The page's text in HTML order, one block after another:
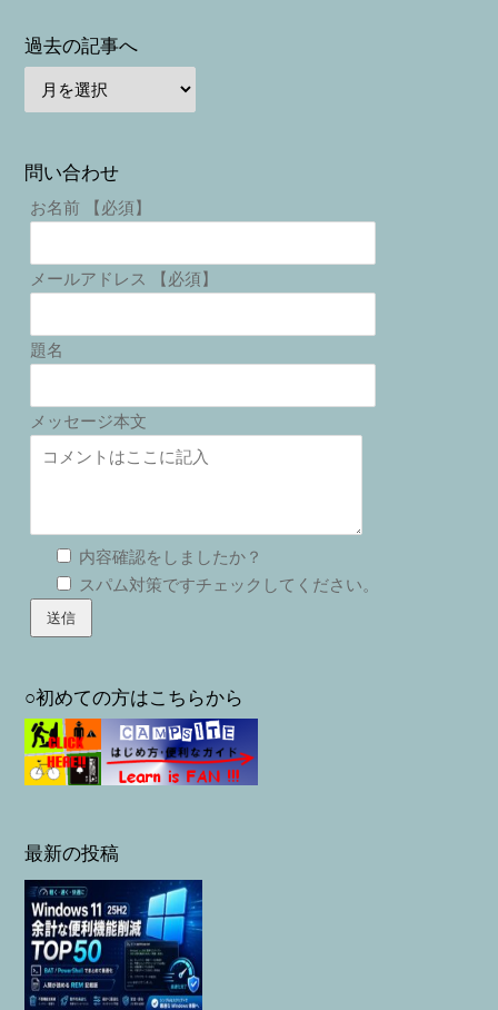
過去の記事へ
問い合わせ
お名前 【必須】
メールアドレス 【必須】
題名
メッセージ本文
内容確認をしましたか？
スパム対策ですチェックしてください。
○初めての方はこちらから
最新の投稿